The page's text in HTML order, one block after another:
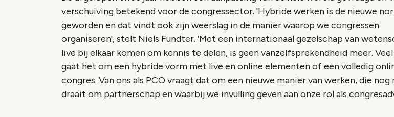
verschuiving betekend voor de congressector. 'Hybride werken is de nieuwe
geworden en dat vindt ook zijn weerslag in de manier waarop we congressen
organiseren', stelt Niels Fundter. 'Met een internationaal gezelschap van
live bij elkaar komen om kennis te delen, is geen vanzelfsprekendheid meer.
gaat het om een hybride vorm met live en online elementen of een volledig
congres. Van ons als PCO vraagt dat om een nieuwe manier van werken, die nog
draait om partnerschap en waarbij we invulling geven aan onze rol als